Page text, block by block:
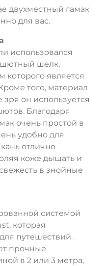
двухместный гамак
для вас.
использовался
шелк,
является
того, материал
он используется
Благодаря
очень простой в
удобно для
отлично
коже дышать и
в знойные
системой
которая
путешествий.
прочные
в 2 или 3 метра,